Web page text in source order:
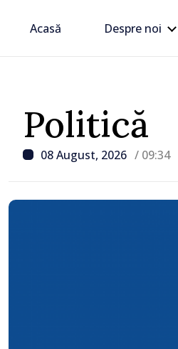
Acasă Despre noi
Politică
08 August, 2026 / 09:34